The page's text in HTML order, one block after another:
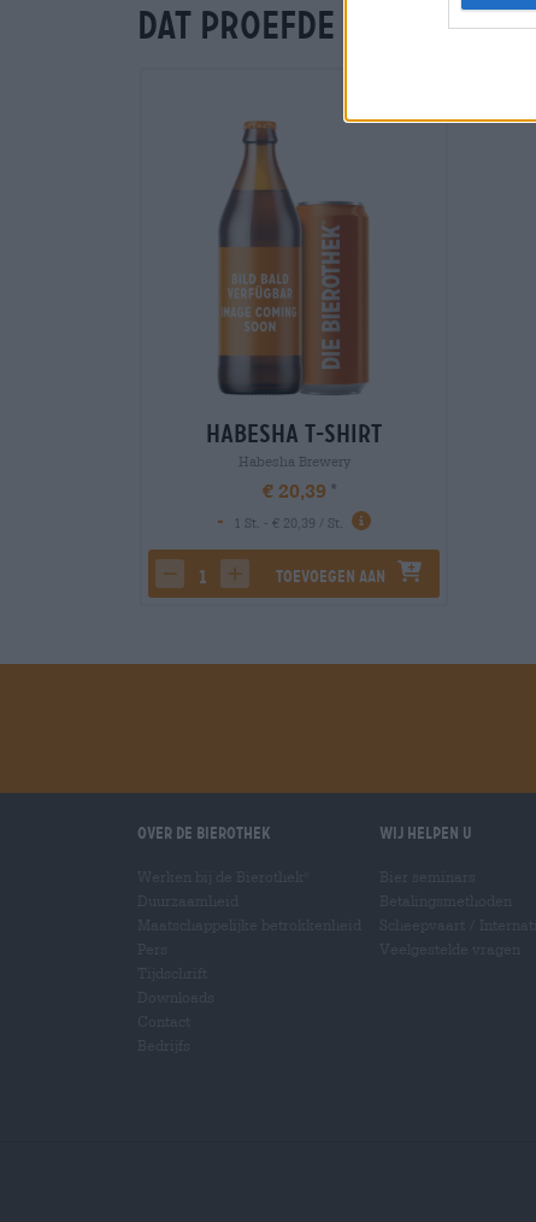
Dat proefde je ook
Habesha T-Shirt
Habesha Brewery
€ 20,39
-
1 St. - € 20,39 / St.
decrease quantity
increase quantity
Toevoegen aan
Over de Bierothek Wij helpen u